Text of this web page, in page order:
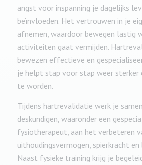
angst voor inspanning je dagelijks
beïnvloeden. Het vertrouwen in je
afnemen, waardoor bewegen lastig
activiteiten gaat vermijden.
bewezen effectieve en
je helpt stap voor stap weer sterker
te worden.
Tijdens hartrevalidatie werk je
deskundigen, waaronder een
fysiotherapeut, aan het verbeteren
uithoudingsvermogen, spierkracht en
Naast fysieke training krijg je